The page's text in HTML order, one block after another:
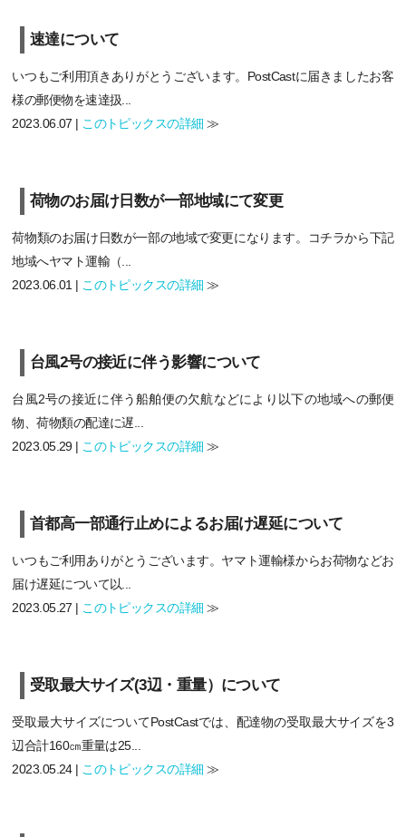
速達について
いつもご利用頂きありがとうございます。PostCastに届きましたお客
様の郵便物を速達扱...
2023.06.07 | このトピックスの詳細 ≫
荷物のお届け日数が一部地域にて変更
荷物類のお届け日数が一部の地域で変更になります。コチラから下記
地域へヤマト運輸（...
2023.06.01 | このトピックスの詳細 ≫
台風2号の接近に伴う影響について
台風2号の接近に伴う船舶便の欠航などにより以下の地域への郵便
物、荷物類の配達に遅...
2023.05.29 | このトピックスの詳細 ≫
首都高一部通行止めによるお届け遅延について
いつもご利用ありがとうございます。ヤマト運輸様からお荷物などお
届け遅延について以...
2023.05.27 | このトピックスの詳細 ≫
受取最大サイズ(3辺・重量）について
受取最大サイズについてPostCastでは、配達物の受取最大サイズを3
辺合計160㎝重量は25...
2023.05.24 | このトピックスの詳細 ≫